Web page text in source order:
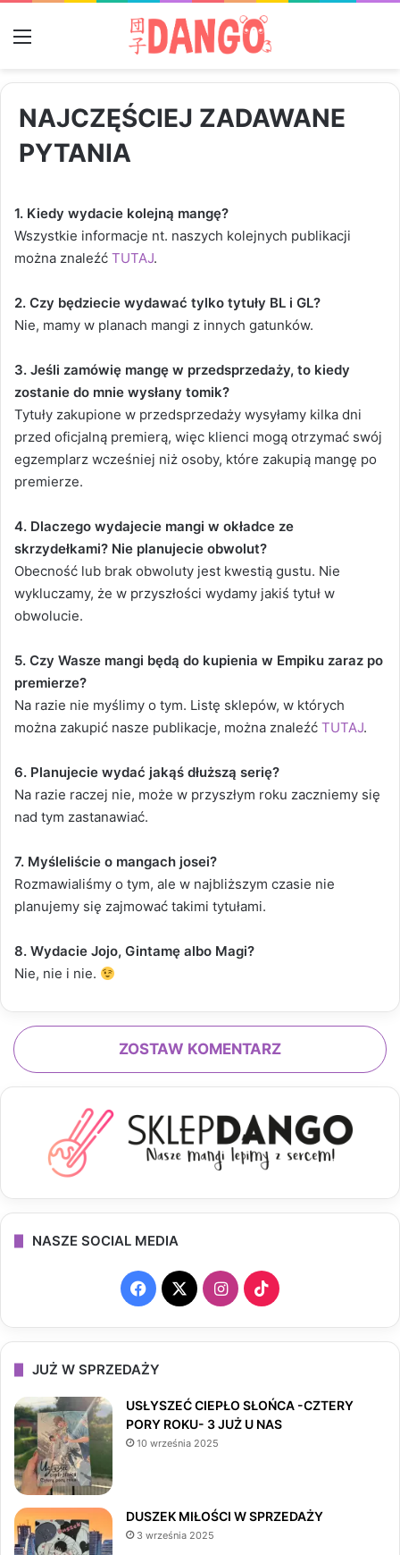
NAJCZĘŚCIEJ ZADAWANE
PYTANIA
1. Kiedy wydacie kolejną mangę?
Wszystkie informacje nt. naszych kolejnych publikacji
można znaleźć TUTAJ.
2. Czy będziecie wydawać tylko tytuły BL i GL?
Nie, mamy w planach mangi z innych gatunków.
3. Jeśli zamówię mangę w przedsprzedaży, to kiedy
zostanie do mnie wysłany tomik?
Tytuły zakupione w przedsprzedaży wysyłamy kilka dni
przed oficjalną premierą, więc klienci mogą otrzymać swój
egzemplarz wcześniej niż osoby, które zakupią mangę po
premierze.
4. Dlaczego wydajecie mangi w okładce ze
skrzydełkami? Nie planujecie obwolut?
Obecność lub brak obwoluty jest kwestią gustu. Nie
wykluczamy, że w przyszłości wydamy jakiś tytuł w
obwolucie.
5. Czy Wasze mangi będą do kupienia w Empiku zaraz po
premierze?
Na razie nie myślimy o tym. Listę sklepów, w których
można zakupić nasze publikacje, można znaleźć TUTAJ.
6. Planujecie wydać jakąś dłuższą serię?
Na razie raczej nie, może w przyszłym roku zaczniemy się
nad tym zastanawiać.
7. Myśleliście o mangach josei?
Rozmawialiśmy o tym, ale w najbliższym czasie nie
planujemy się zajmować takimi tytułami.
8. Wydacie Jojo, Gintamę albo Magi?
Nie, nie i nie.
ZOSTAW KOMENTARZ
NASZE SOCIAL MEDIA
F
a
c
e
b
k
X
I
n
a
T
i
T
o
JUŻ W SPRZEDAŻY
USŁYSZEĆ CIEPŁO SŁOŃCA -CZTERY
PORY ROKU- 3 JUŻ U NAS
10 września 2025
DUSZEK MIŁOŚCI W SPRZEDAŻY
3 września 2025